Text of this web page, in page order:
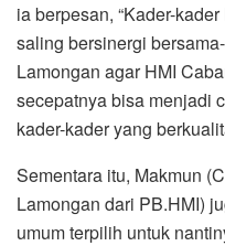
ia berpesan, “Kader-
saling bersinergi
Lamongan agar HMI
secepatnya bisa menjadi
kader-kader yang
Sementara itu, Makmun
Lamongan dari PB.HMI)
umum terpilih untuk